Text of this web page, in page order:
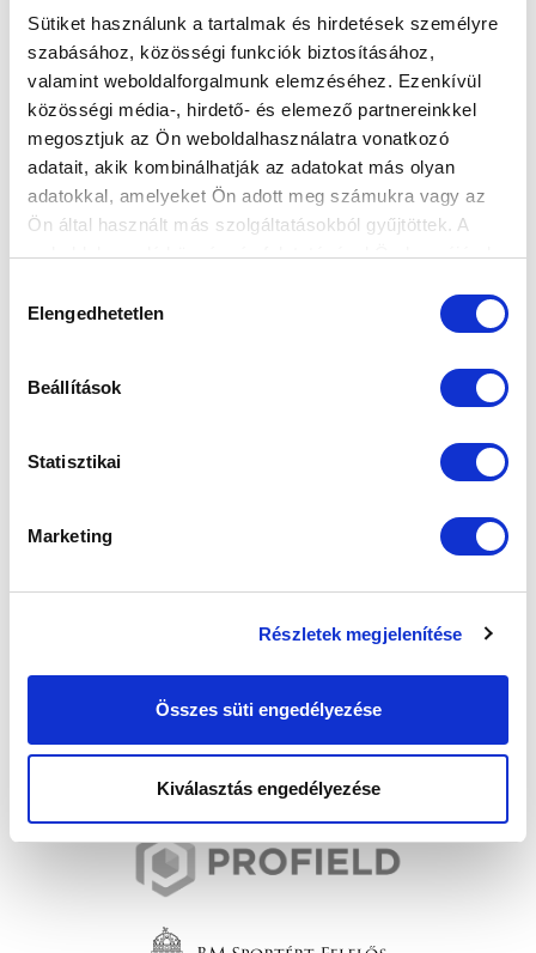
Sütiket használunk a tartalmak és hirdetések személyre
szabásához, közösségi funkciók biztosításához,
valamint weboldalforgalmunk elemzéséhez. Ezenkívül
közösségi média-, hirdető- és elemező partnereinkkel
megosztjuk az Ön weboldalhasználatra vonatkozó
adatait, akik kombinálhatják az adatokat más olyan
adatokkal, amelyeket Ön adott meg számukra vagy az
Ön által használt más szolgáltatásokból gyűjtöttek. A
weboldalon való böngészés folytatásával Ön hozzájárul a
kiválasztása
Elengedhetetlen
Beállítások
Statisztikai
Marketing
Részletek megjelenítése
Összes süti engedélyezése
Kiválasztás engedélyezése
Ne maradjon le egy eseményről sem! Iratkozzon fel ingyenes
hírlevelünkre:
Elfogadom azAdatvédelmi tájékoztatót!